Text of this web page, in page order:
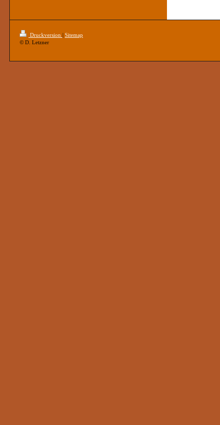
Druckversion | Sitemap
© D. Letzner